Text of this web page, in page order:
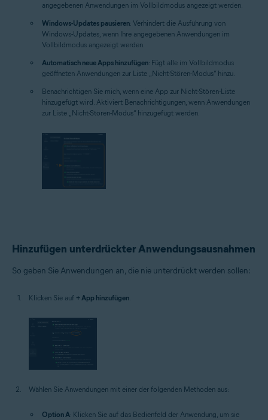
angegebenen Anwendungen im Vollbildmodus angezeigt werden.
Windows-Updates pausieren: Verhindert die Ausführung von
Windows-Updates, wenn Ihre angegebenen Anwendungen im
Vollbildmodus angezeigt werden.
Automatisch neue Apps hinzufügen: Fügt alle im Vollbildmodus
geöffneten Anwendungen zur Liste „Nicht-Stören-Modus“ hinzu.
Benachrichtigen Sie mich, wenn eine App zur Nicht-Stören-Liste
hinzugefügt wird. Aktiviert Benachrichtigungen, wenn Anwendungen
zur Liste „Nicht-Stören-Modus“ hinzugefügt werden.
Hinzufügen unterdrückter Anwendungsausnahmen
So geben Sie Anwendungen an, die nie unterdrückt werden sollen:
Klicken Sie auf + App hinzufügen.
Wählen Sie Anwendungen mit einer der folgenden Methoden aus:
Option A: Klicken Sie auf das Bedienfeld der Anwendung, um sie